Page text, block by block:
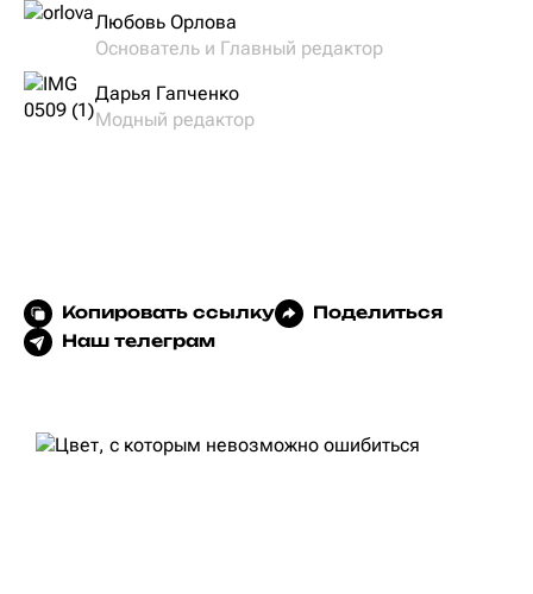
Любовь Орлова
Основатель и Главный редактор
Дарья Гапченко
Модный редактор
Копировать ссылку
Поделиться
Наш телеграм